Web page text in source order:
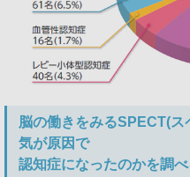
脳の働きをみるSPECT(
気が原因で
認知症になったのかを調べ